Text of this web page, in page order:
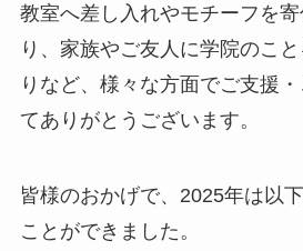
教室へ差し入れやモチーフを
り、家族やご友人に学院のこ
りなど、様々な方面でご支援
てありがとうございます。
皆様のおかげで、2025年は以
ことができました。